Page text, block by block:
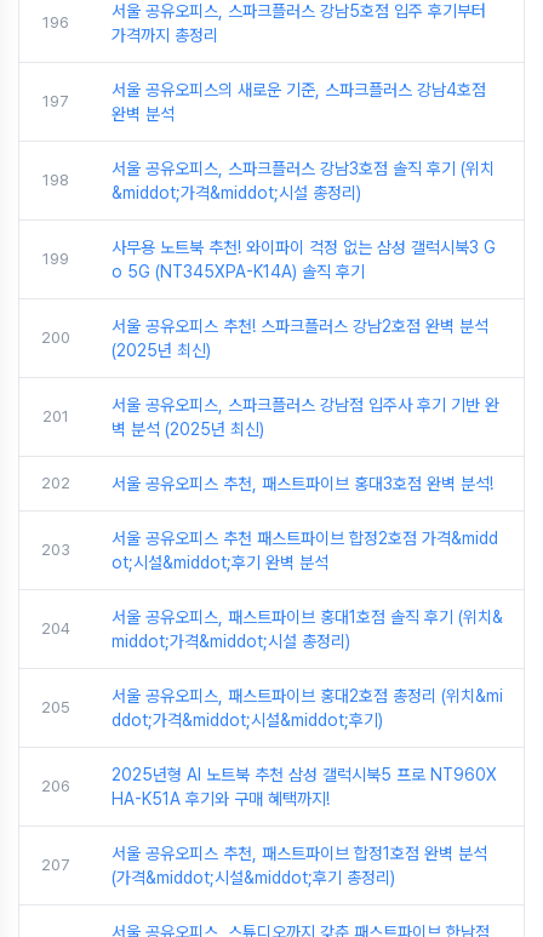
196
서울 공유오피스, 스파크플러스 강남5호점 입주 후기부터
가격까지 총정리
197
서울 공유오피스의 새로운 기준, 스파크플러스 강남4호점
완벽 분석
198
서울 공유오피스, 스파크플러스 강남3호점 솔직 후기 (위치
&middot;가격&middot;시설 총정리)
199
사무용 노트북 추천! 와이파이 걱정 없는 삼성 갤럭시북3 G
o 5G (NT345XPA-K14A) 솔직 후기
200
서울 공유오피스 추천! 스파크플러스 강남2호점 완벽 분석
(2025년 최신)
201
서울 공유오피스, 스파크플러스 강남점 입주사 후기 기반 완
벽 분석 (2025년 최신)
202 서울 공유오피스 추천, 패스트파이브 홍대3호점 완벽 분석!
203
서울 공유오피스 추천 패스트파이브 합정2호점 가격&midd
ot;시설&middot;후기 완벽 분석
204
서울 공유오피스, 패스트파이브 홍대1호점 솔직 후기 (위치&
middot;가격&middot;시설 총정리)
205
서울 공유오피스, 패스트파이브 홍대2호점 총정리 (위치&mi
ddot;가격&middot;시설&middot;후기)
206
2025년형 AI 노트북 추천 삼성 갤럭시북5 프로 NT960X
HA-K51A 후기와 구매 혜택까지!
207
서울 공유오피스 추천, 패스트파이브 합정1호점 완벽 분석
(가격&middot;시설&middot;후기 총정리)
서울 공유오피스, 스튜디오까지 갖춘 패스트파이브 한남점